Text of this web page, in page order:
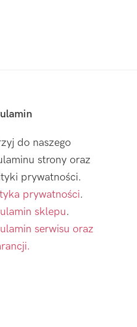
do naszego
strony oraz
prywatności.
prywatności.
sklepu.
serwisu oraz